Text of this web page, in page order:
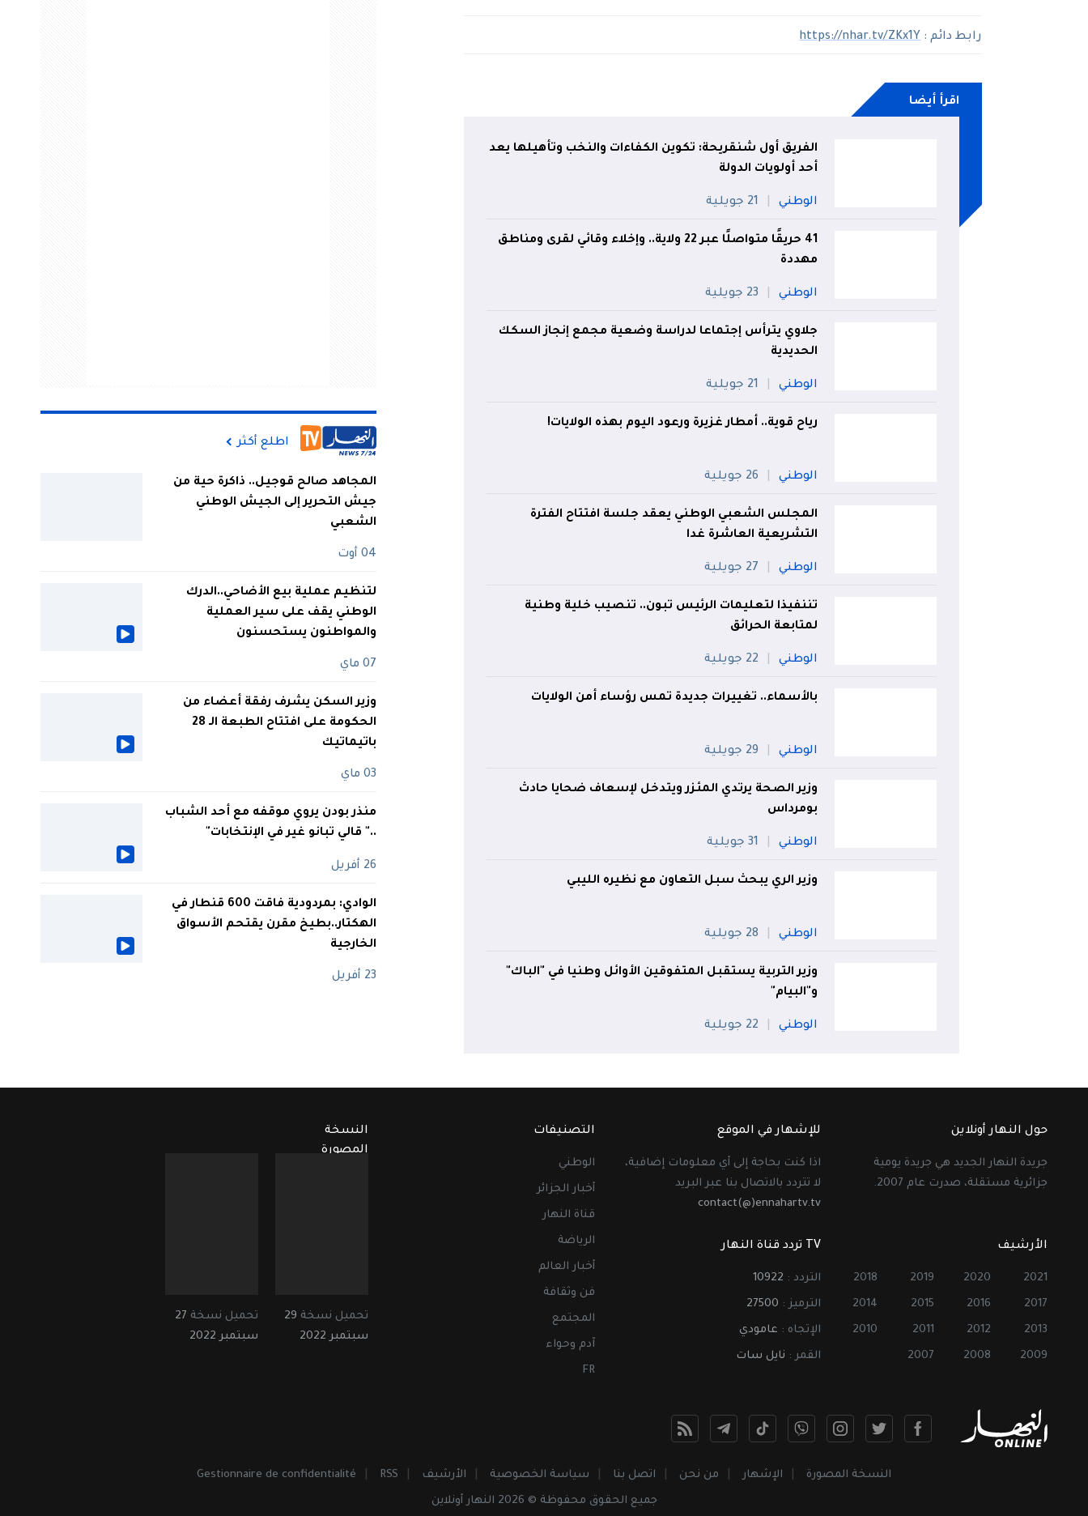
رابط دائم :https://nhar.tv/ZKx1Y
اقرأ أيضا
الفريق أول شنقريحة: تكوين الكفاءات والنخب وتأهيلها يعد
أحد أولويات الدولة
الوطني 21 جويلية
41 حريقًا متواصلًا عبر 22 ولاية.. وإخلاء وقائي لقرى ومناطق
مهددة
الوطني 23 جويلية
جلاوي يترأس إجتماعا لدراسة وضعية مجمع إنجاز السكك
الحديدية
الوطني 21 جويلية
رياح قوية.. أمطار غزيرة ورعود اليوم بهذه الولايات!
الوطني 26 جويلية
المجلس الشعبي الوطني يعقد جلسة افتتاح الفترة
التشريعية العاشرة غدا
الوطني 27 جويلية
تننفيذا لتعليمات الرئيس تبون.. تنصيب خلية وطنية
لمتابعة الحرائق
الوطني 22 جويلية
بالأسماء.. تغييرات جديدة تمس رؤساء أمن الولايات
الوطني 29 جويلية
وزير الصحة يرتدي المئزر ويتدخل لإسعاف ضحايا حادث
بومرداس
الوطني 31 جويلية
وزير الري يبحث سبل التعاون مع نظيره الليبي
الوطني 28 جويلية
وزير التربية يستقبل المتفوقين الأوائل وطنيا في "الباك"
و"البيام"
الوطني 22 جويلية
اطلع أكثر
المجاهد صالح قوجيل.. ذاكرة حية من
جيش التحرير إلى الجيش الوطني
الشعبي
04 أوت
لتنظيم عملية بيع الأضاحي..الدرك
الوطني يقف على سير العملية
والمواطنون يستحسنون
07 ماي
وزير السكن يشرف رفقة أعضاء من
الحكومة على افتتاح الطبعة الـ 28
باتيماتيك
03 ماي
منذر بودن يروي موقفه مع أحد الشباب
.." قالي تبانو غير في الإنتخابات"
26 أفريل
الوادي: بمردودية فاقت 600 قنطار في
الهكتار..بطيخ مقرن يقتحم الأسواق
الخارجية
23 أفريل
حول النهار أونلاين
جريدة النهار الجديد هي جريدة يومية
جزائرية مستقلة، صدرت عام 2007.
للإشهار في الموقع
اذا كنت بحاجة إلى أي معلومات إضافية،
لا تتردد بالاتصال بنا عبر البريد
contact(@)ennahartv.tv
الأرشيف
2021
2020
2019
2018
2017
2016
2015
2014
2013
2012
2011
2010
2009
2008
2007
TV تردد قناة النهار
التردد : 10922
الترميز : 27500
الإتجاه : عامودي
القمر : نايل سات
التصنيفات
الوطني
أخبار الجزائر
قناة النهار
الرياضة
أخبار العالم
فن وثقافة
المجتمع
آدم وحواء
FR
النسخة
المصورة
تحميل نسخة 29
سبتمبر 2022
تحميل نسخة 27
سبتمبر 2022
النسخة المصورة الإشهار من نحن اتصل بنا سياسة الخصوصية الأرشيف RSS
Gestionnaire de confidentialité
جميع الحقوق محفوظة © 2026 النهار أونلاين